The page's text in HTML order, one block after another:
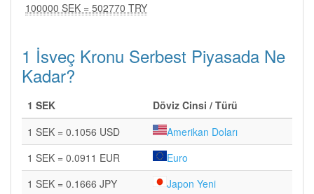
100000 SEK = 502770 TRY
1 İsveç Kronu Serbest Piyasada Ne
Kadar?
1 SEK
Döviz Cinsi / Türü
1 SEK = 0.1056 USD
Amerikan Doları
1 SEK = 0.0911 EUR
Euro
1 SEK = 0.1666 JPY
Japon Yeni